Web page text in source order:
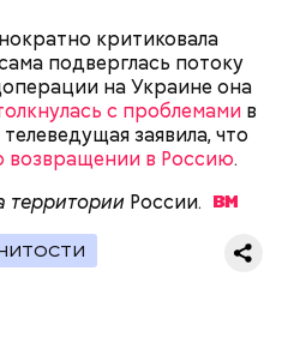
критиковала
подверглась потоку
на Украине она
с проблемами в
заявила, что
возвращении в Россию.
территории России.
борщ, щи, котлеты,
и сыром, пироги, омлет,
используется
вреда от него не будет.
питания человека, тем
вероятность
микроэлементов, —